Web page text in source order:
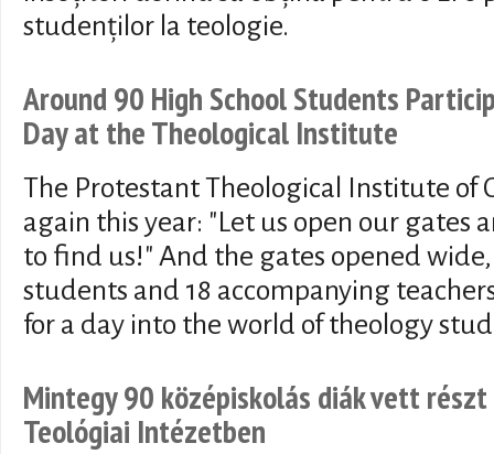
studenților la teologie.
Around 90 High School Students
Day at the Theological Institute
The Protestant Theological Institute of
again this year: "Let us open our gates
to find us!" And the gates opened
students and 18 accompanying
for a day into the world of theology
Mintegy 90 középiskolás diák vett
Teológiai Intézetben